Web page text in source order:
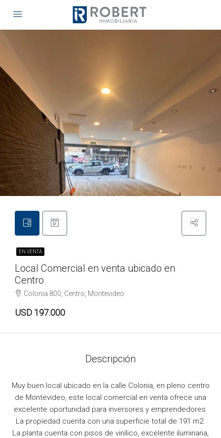
EN VENTA
Local Comercial en venta ubicado en
Centro
Colonia 800, Centro, Montevideo
USD 197.000
Descripción
Muy buen local ubicado en la calle Colonia, en pleno centro
de Montevideo, este local comercial en venta ofrece una
excelente oportunidad para inversores y emprendedores.
La propiedad cuenta con una superficie total de 191 m2.
La planta cuenta con pisos de vinílico, excelente iluminaria,